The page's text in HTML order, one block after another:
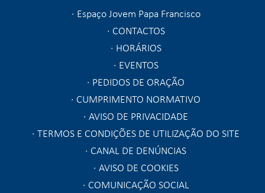
Espaço Jovem Papa Francisco
CONTACTOS
HORÁRIOS
EVENTOS
PEDIDOS DE ORAÇÃO
CUMPRIMENTO NORMATIVO
AVISO DE PRIVACIDADE
TERMOS E CONDIÇÕES DE UTILIZAÇÃO DO SITE
CANAL DE DENÚNCIAS
AVISO DE COOKIES
COMUNICAÇÃO SOCIAL